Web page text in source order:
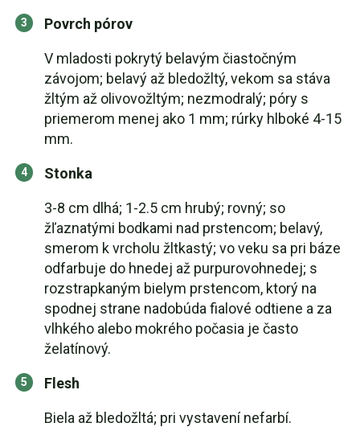
Povrch pórov
V mladosti pokrytý belavým čiastočným
závojom; belavý až bledožltý, vekom sa stáva
žltým až olivovožltým; nezmodralý; póry s
priemerom menej ako 1 mm; rúrky hlboké 4-15
mm.
Stonka
3-8 cm dlhá; 1-2.5 cm hrubý; rovný; so
žľaznatými bodkami nad prstencom; belavý,
smerom k vrcholu žltkastý; vo veku sa pri báze
odfarbuje do hnedej až purpurovohnedej; s
rozstrapkaným bielym prstencom, ktorý na
spodnej strane nadobúda fialové odtiene a za
vlhkého alebo mokrého počasia je často
želatínový.
Flesh
Biela až bledožltá; pri vystavení nefarbí.